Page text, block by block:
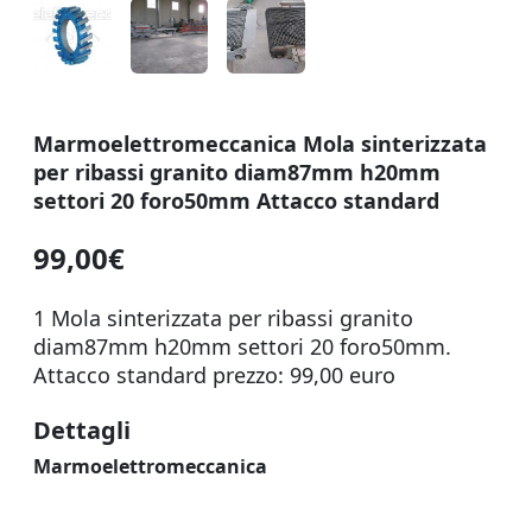
Marmoelettromeccanica Mola sinterizzata
per ribassi granito diam87mm h20mm
settori 20 foro50mm Attacco standard
99,00€
1 Mola sinterizzata per ribassi granito
diam87mm h20mm settori 20 foro50mm.
Attacco standard prezzo: 99,00 euro
Dettagli
Marmoelettromeccanica